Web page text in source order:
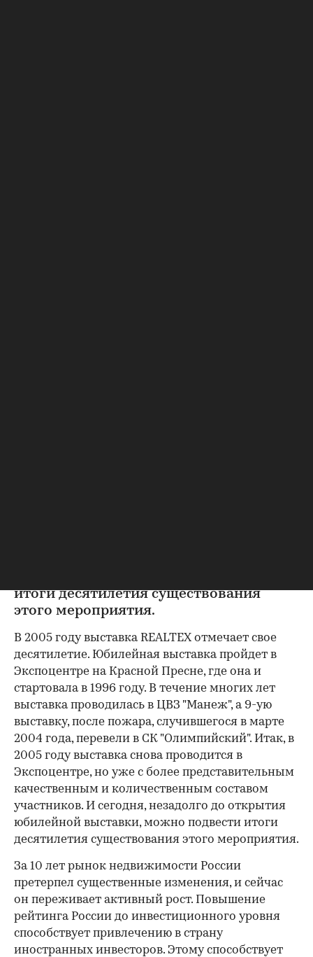
итоги десятилетия существования
этого мероприятия.
В 2005 году выставка REALTEX отмечает свое
десятилетие. Юбилейная выставка пройдет в
Экспоцентре на Красной Пресне, где она и
стартовала в 1996 году. В течение многих лет
выставка проводилась в ЦВЗ "Манеж", а 9-ую
выставку, после пожара, случившегося в марте
2004 года, перевели в СК "Олимпийский". Итак, в
2005 году выставка снова проводится в
Экспоцентре, но уже с более представительным
качественным и количественным составом
участников. И сегодня, незадолго до открытия
юбилейной выставки, можно подвести итоги
десятилетия существования этого мероприятия.
За 10 лет рынок недвижимости России
претерпел существенные изменения, и сейчас
он переживает активный рост. Повышение
рейтинга России до инвестиционного уровня
способствует привлечению в страну
иностранных инвесторов. Этому способствует